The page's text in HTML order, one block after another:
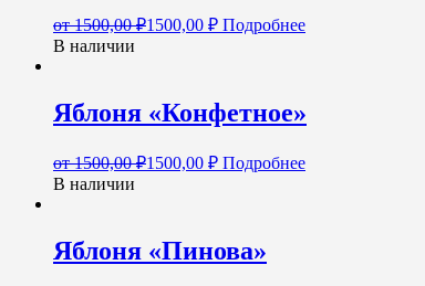
от1500,00₽1500,00 ₽ Подробнее
В наличии
Яблоня «Конфетное»
от1500,00₽1500,00 ₽ Подробнее
В наличии
Яблоня «Пинова»